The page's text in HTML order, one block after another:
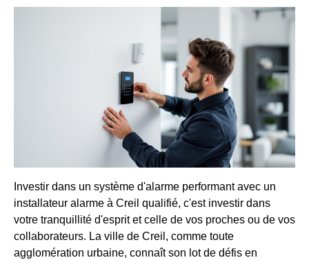
Investir dans un système d'alarme performant avec un
installateur alarme à Creil qualifié, c'est investir dans
votre tranquillité d'esprit et celle de vos proches ou de vos
collaborateurs. La ville de Creil, comme toute
agglomération urbaine, connaît son lot de défis en